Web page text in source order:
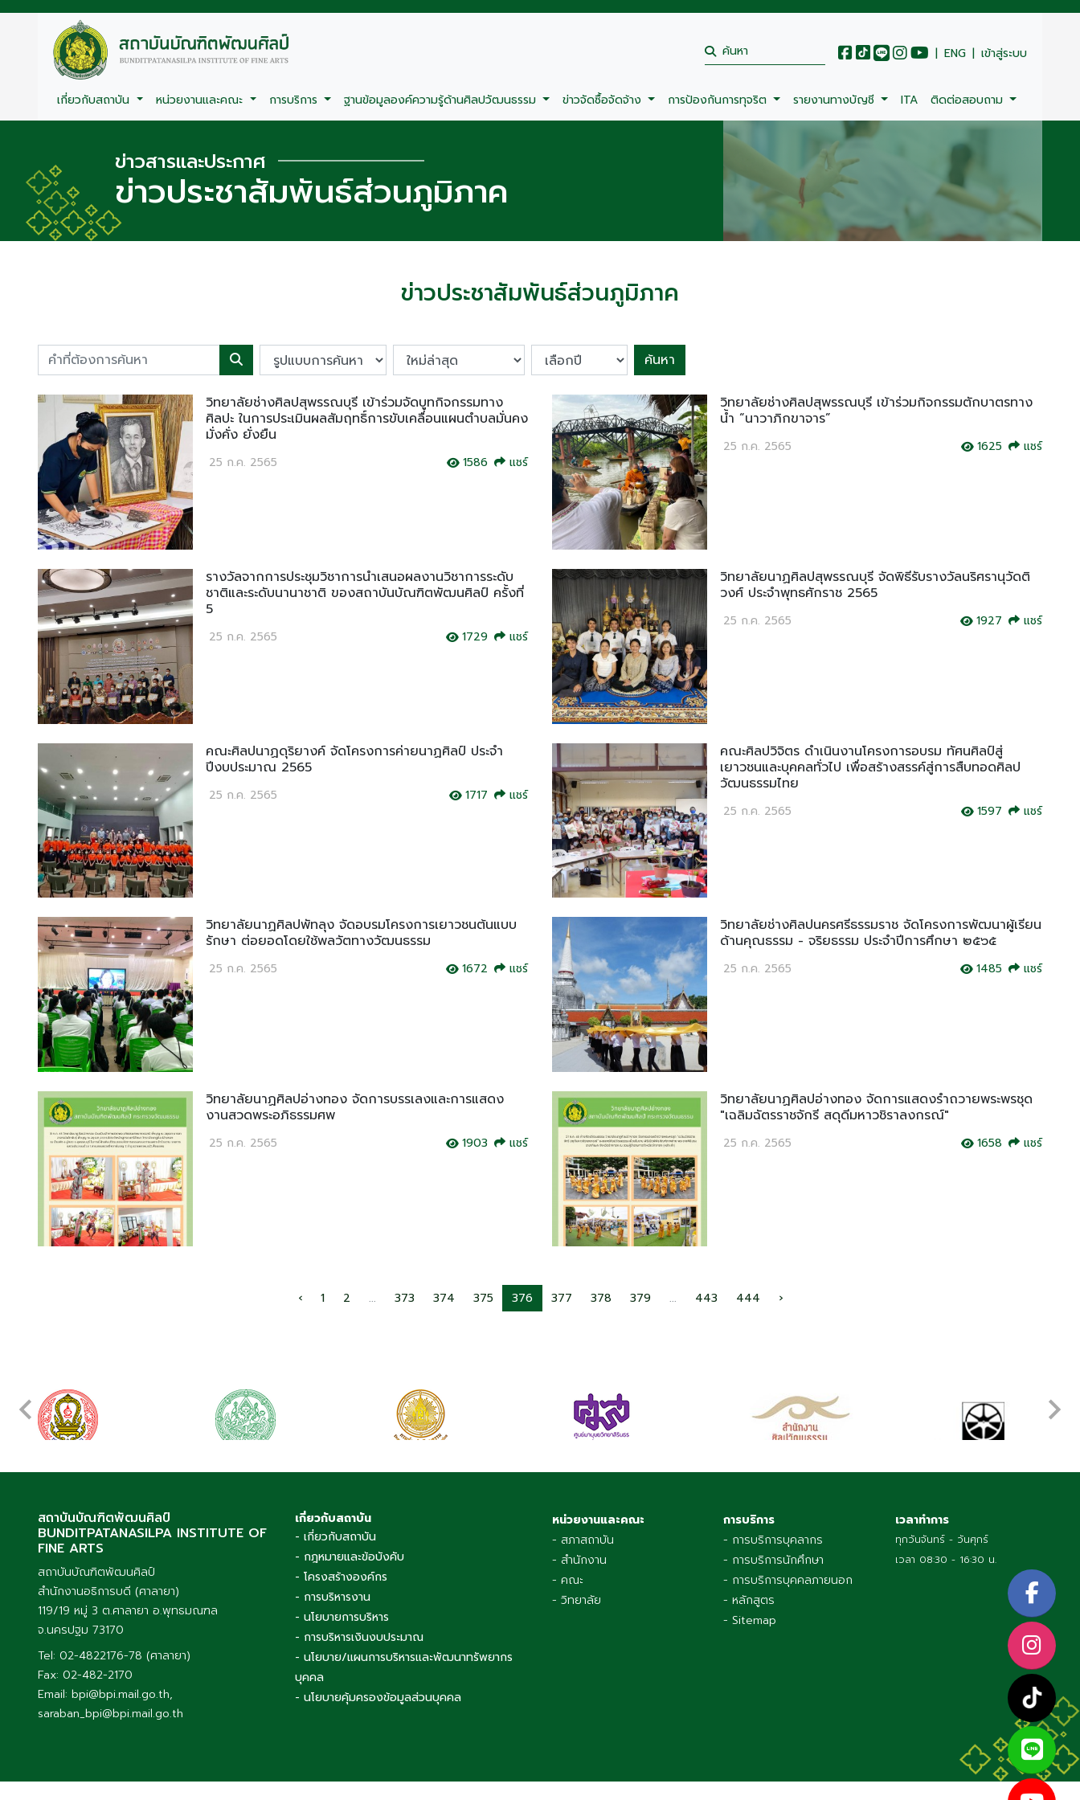
| ENG | เข้าสู่ระบบ
เกี่ยวกับสถาบัน หน่วยงานและคณะ การบริการ ฐานข้อมูลองค์ความรู้ด้านศิลปวัฒนธรรม ข่าวจัดซื้อจัดจ้าง การป้องกันการทุจริต รายงานทางบัญชี ITA ติดต่อสอบถาม
ข่าวสารและประกาศ
ข่าวประชาสัมพันธ์ส่วนภูมิภาค
ข่าวประชาสัมพันธ์ส่วนภูมิภาค
ค้นหา
วิทยาลัยช่างศิลปสุพรรณบุรี เข้าร่วมจัดบูทกิจกรรมทาง
ศิลปะ ในการประเมินผลสัมฤทธิ์การขับเคลื่อนแผนตำบลมั่นคง
มั่งคั่ง ยั่งยืน
25 ก.ค. 2565 1586 แชร์
วิทยาลัยช่างศิลปสุพรรณบุรี เข้าร่วมกิจกรรมตักบาตรทาง
น้ำ “นาวาภิกขาจาร”
25 ก.ค. 2565 1625 แชร์
รางวัลจากการประชุมวิชาการนำเสนอผลงานวิชาการระดับ
ชาติและระดับนานาชาติ ของสถาบันบัณฑิตพัฒนศิลป์ ครั้งที่
5
25 ก.ค. 2565 1729 แชร์
วิทยาลัยนาฏศิลปสุพรรณบุรี จัดพิธีรับรางวัลนริศรานุวัดติ
วงศ์ ประจำพุทธศักราช 2565
25 ก.ค. 2565 1927 แชร์
คณะศิลปนาฏดุริยางค์ จัดโครงการค่ายนาฏศิลป์ ประจำ
ปีงบประมาณ 2565
25 ก.ค. 2565 1717 แชร์
คณะศิลปวิจิตร ดำเนินงานโครงการอบรม ทัศนศิลป์สู่
เยาวชนและบุคคลทั่วไป เพื่อสร้างสรรค์สู่การสืบทอดศิลป
วัฒนธรรมไทย
25 ก.ค. 2565 1597 แชร์
วิทยาลัยนาฏศิลปพัทลุง จัดอบรมโครงการเยาวชนต้นแบบ
รักษา ต่อยอดโดยใช้พลวัตทางวัฒนธรรม
25 ก.ค. 2565 1672 แชร์
วิทยาลัยช่างศิลปนครศรีธรรมราช จัดโครงการพัฒนาผู้เรียน
ด้านคุณธรรม - จริยธรรม ประจำปีการศึกษา ๒๕๖๕
25 ก.ค. 2565 1485 แชร์
วิทยาลัยนาฏศิลปอ่างทอง จัดการบรรเลงและการแสดง
งานสวดพระอภิธรรมศพ
25 ก.ค. 2565 1903 แชร์
วิทยาลัยนาฏศิลปอ่างทอง จัดการแสดงรำถวายพระพรชุด
"เฉลิมฉัตรราชจักรี สดุดีมหาวชิราลงกรณ์"
25 ก.ค. 2565 1658 แชร์
‹ 1 2 ... 373 374 375 376 377 378 379 ... 443 444 ›
สถาบันบัณฑิตพัฒนศิลป์
BUNDITPATANASILPA INSTITUTE OF
FINE ARTS
สถาบันบัณฑิตพัฒนศิลป์
สำนักงานอธิการบดี (ศาลายา)
119/19 หมู่ 3 ต.ศาลายา อ.พุทธมณฑล
จ.นครปฐม 73170
Tel: 02-4822176-78 (ศาลายา)
Fax: 02-482-2170
Email: bpi@bpi.mail.go.th,
saraban_bpi@bpi.mail.go.th
เกี่ยวกับสถาบัน
- เกี่ยวกับสถาบัน
- กฎหมายและข้อบังคับ
- โครงสร้างองค์กร
- การบริหารงาน
- นโยบายการบริหาร
- การบริหารเงินงบประมาณ
- นโยบาย/แผนการบริหารและพัฒนาทรัพยากร
บุคคล
- นโยบายคุ้มครองข้อมูลส่วนบุคคล
หน่วยงานและคณะ
- สภาสถาบัน
- สำนักงาน
- คณะ
- วิทยาลัย
การบริการ
- การบริการบุคลากร
- การบริการนักศึกษา
- การบริการบุคคลภายนอก
- หลักสูตร
- Sitemap
เวลาทำการ
ทุกวันจันทร์ - วันศุกร์
เวลา 08:30 - 16:30 น.